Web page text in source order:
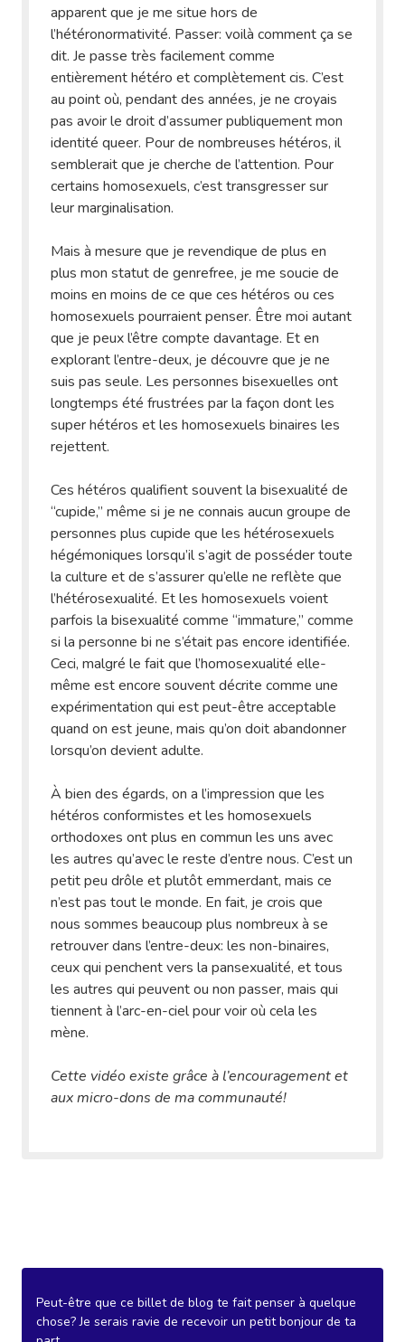
apparent que je me situe hors de
l’hétéronormativité. Passer: voilà comment ça se
dit. Je passe très facilement comme
entièrement hétéro et complètement cis. C’est
au point où, pendant des années, je ne croyais
pas avoir le droit d’assumer publiquement mon
identité queer. Pour de nombreuses hétéros, il
semblerait que je cherche de l’attention. Pour
certains homosexuels, c’est transgresser sur
leur marginalisation.
Mais à mesure que je revendique de plus en
plus mon statut de genrefree, je me soucie de
moins en moins de ce que ces hétéros ou ces
homosexuels pourraient penser. Être moi autant
que je peux l’être compte davantage. Et en
explorant l’entre-deux, je découvre que je ne
suis pas seule. Les personnes bisexuelles ont
longtemps été frustrées par la façon dont les
super hétéros et les homosexuels binaires les
rejettent.
Ces hétéros qualifient souvent la bisexualité de
“cupide,” même si je ne connais aucun groupe de
personnes plus cupide que les hétérosexuels
hégémoniques lorsqu’il s’agit de posséder toute
la culture et de s’assurer qu’elle ne reflète que
l’hétérosexualité. Et les homosexuels voient
parfois la bisexualité comme “immature,” comme
si la personne bi ne s’était pas encore identifiée.
Ceci, malgré le fait que l’homosexualité elle-
même est encore souvent décrite comme une
expérimentation qui est peut-être acceptable
quand on est jeune, mais qu’on doit abandonner
lorsqu’on devient adulte.
À bien des égards, on a l’impression que les
hétéros conformistes et les homosexuels
orthodoxes ont plus en commun les uns avec
les autres qu’avec le reste d’entre nous. C’est un
petit peu drôle et plutôt emmerdant, mais ce
n’est pas tout le monde. En fait, je crois que
nous sommes beaucoup plus nombreux à se
retrouver dans l’entre-deux: les non-binaires,
ceux qui penchent vers la pansexualité, et tous
les autres qui peuvent ou non passer, mais qui
tiennent à l’arc-en-ciel pour voir où cela les
mène.
Cette vidéo existe grâce à l’encouragement et
aux micro-dons de ma communauté!
Peut-être que ce billet de blog te fait penser à quelque
chose? Je serais ravie de recevoir un petit bonjour de ta